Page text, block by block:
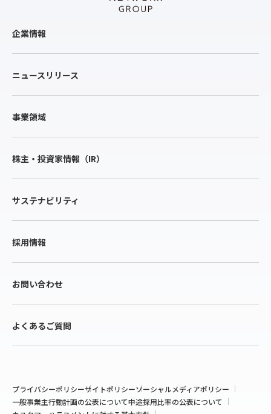
企業情報
ニュースリリース
事業領域
株主・投資家情報（IR）
サステナビリティ
採用情報
お問い合わせ
よくあるご質問
プライバシーポリシーサイトポリシーソーシャルメディアポリシー
一般事業主行動計画の公表について中途採用比率の公表について